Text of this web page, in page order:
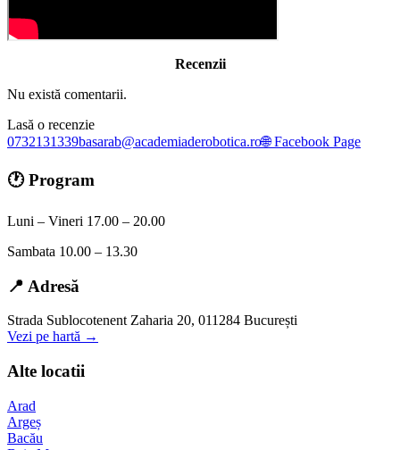
Recenzii
Nu există comentarii.
Lasă o recenzie
0732131339basarab@academiaderobotica.ro🌐 Facebook Page
🕐 Program
Luni – Vineri 17.00 – 20.00
Sambata 10.00 – 13.30
📍 Adresă
Strada Sublocotenent Zaharia 20, 011284 București
Vezi pe hartă →
Alte locatii
Arad
Argeș
Bacău